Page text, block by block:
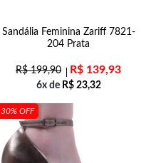
Sandália Feminina Zariff 7821-
204 Prata
R$199,90 R$ 139,93
6x de R$23,32
30% OFF